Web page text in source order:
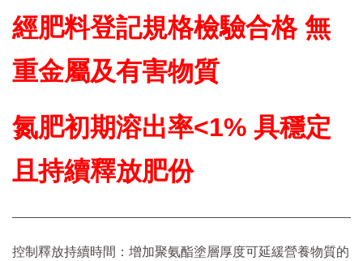
經肥料登記規格檢驗合格 無
重金屬及有害物質
氮肥初期溶出率<1% 具穩定
且持續釋放肥份
控制釋放持續時間：增加聚氨酯塗層厚度可延緩營養物質的